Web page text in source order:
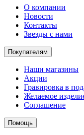
О компании
Новости
Контакты
Звезды с нами
Покупателям
Наши магазины
Акции
Гравировка в
Желаемое
Соглашение
Помощь